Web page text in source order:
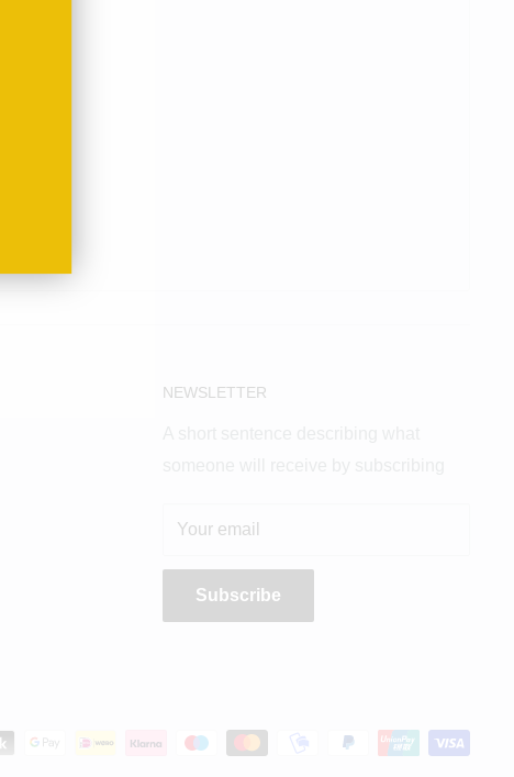
NEWSLETTER
Your email
Subscribe